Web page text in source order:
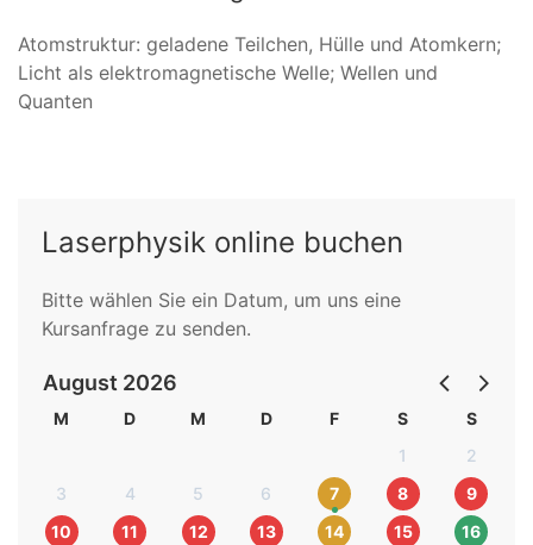
Atomstruktur: geladene Teilchen, Hülle und Atomkern;
Licht als elektromagnetische Welle; Wellen und
Quanten
Laserphysik online buchen
Bitte wählen Sie ein Datum, um uns eine
Kursanfrage zu senden.
August 2026
M D M D F S
S
1
2
3
4 5 6 7 8
9
10
11 12 13 14 15
16